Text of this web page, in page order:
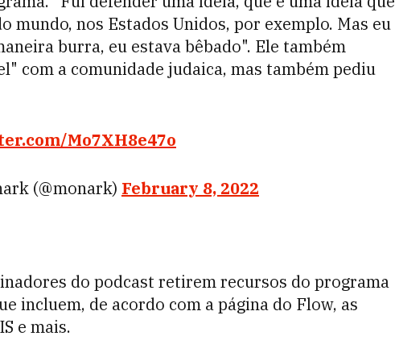
mundo, nos Estados Unidos, por exemplo. Mas eu
burra, eu estava bêbado". Ele também
com a comunidade judaica, mas também pediu
Mo7XH8e47o
(@monark) February 8, 2022
do podcast retirem recursos do programa
incluem, de acordo com a página do Flow, as
e mais.